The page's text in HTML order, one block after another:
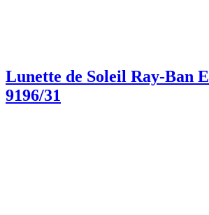
Lunette de Soleil Ray-Ban
9196/31